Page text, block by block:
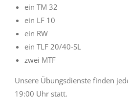
ein TM 32
ein LF 10
ein RW
ein TLF 20/40-SL
zwei MTF
Unsere Übungsdienste finden
19:00 Uhr statt.